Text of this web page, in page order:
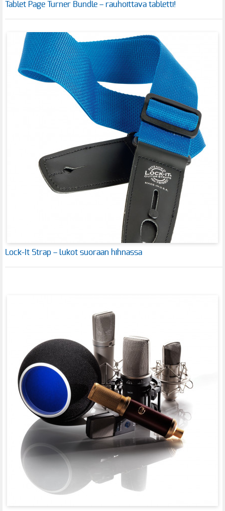
Tablet Page Turner Bundle – rauhoittava tabletti!
Lock-It Strap – lukot suoraan hihnassa